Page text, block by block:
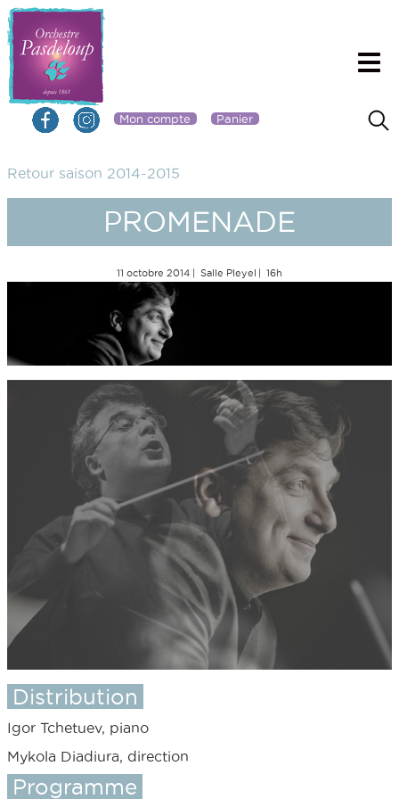
Mon compte Panier
Retour saison 2014-2015
PROMENADE
11 octobre 2014 Salle Pleyel 16h
Distribution
Igor Tchetuev, piano
Mykola Diadiura, direction
Programme